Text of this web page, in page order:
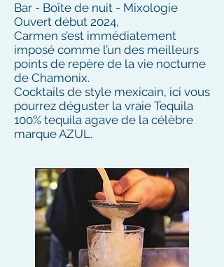
Bar - Boîte de nuit - Mixologie
Ouvert début 2024,
Carmen s’est immédiatement
imposé comme l’un des meilleurs
points de repère de la vie nocturne
de Chamonix.
Cocktails de style mexicain, ici vous
pourrez déguster la vraie Tequila
100% tequila agave de la célèbre
marque AZUL.